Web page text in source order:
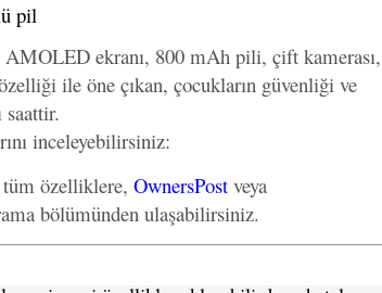
pil
ekranı, 800 mAh pili, çift kamerası,
ile öne çıkan, çocukların güvenliği ve
saattir.
inceleyebilirsiniz:
tüm özelliklere, OwnersPost veya
bölümünden ulaşabilirsiniz.